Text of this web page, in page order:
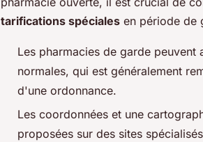
tarifications spéciales en période de
Les pharmacies de garde
normales, qui est généralement
d'une ordonnance.
Les coordonnées et une
proposées sur des sites